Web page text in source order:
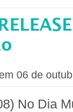
06 de
No Dia